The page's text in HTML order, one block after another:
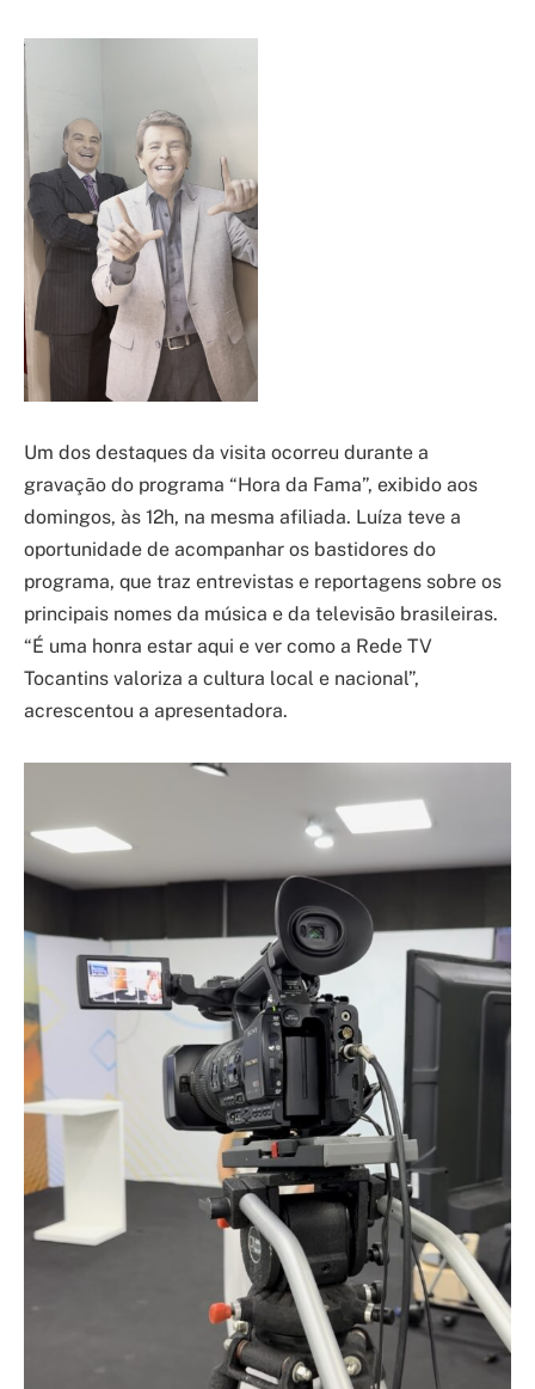
Um dos destaques da visita ocorreu durante a
gravação do programa “Hora da Fama”, exibido aos
domingos, às 12h, na mesma afiliada. Luíza teve a
oportunidade de acompanhar os bastidores do
programa, que traz entrevistas e reportagens sobre os
principais nomes da música e da televisão brasileiras.
“É uma honra estar aqui e ver como a Rede TV
Tocantins valoriza a cultura local e nacional”,
acrescentou a apresentadora.